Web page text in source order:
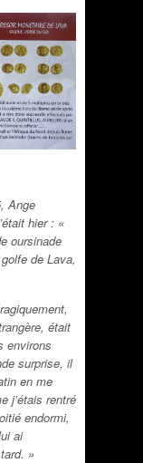
Ange
hier : «
oursinade
de Lava,
était
environs
surprise, il
en me
j’étais rentré
endormi,
ai
»